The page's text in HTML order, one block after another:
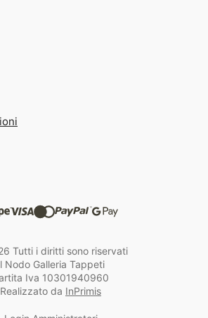
Tutti i diritti sono riservati
Nodo Galleria Tappeti
Iva 10301940960
Realizzato da InPrimis